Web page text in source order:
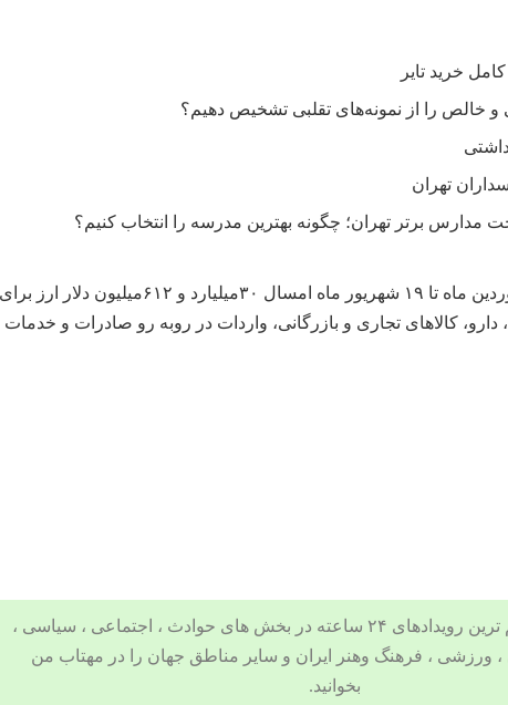
خالص را از نمونه‌های تقلبی تشخیص دهیم؟
تهران
مدارس برتر تهران؛ چگونه بهترین مدرسه را انتخاب کنیم؟
بانک مرکزی از اول فروردین ماه تا ۱۹ شهریور ماه امسال ۳۰میلیارد و ۶۱۲میلیون دلار ارز برای
دارو، کالاهای تجاری و بازرگانی، واردات در روبه رو صادرات و خدمات
بخش های حوادث ، اجتماعی ، سیاسی ،
، ورزشی ، فرهنگ وهنر ایران و سایر مناطق جهان را در مهتاب من
بخوانید.